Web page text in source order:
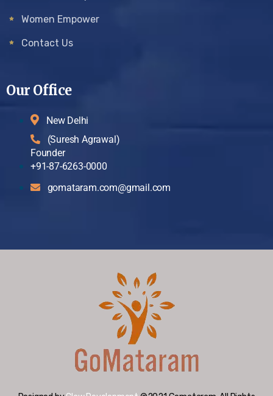
Women Empower
Contact Us
Our Office
New Delhi
(Suresh Agrawal)
Founder
+91-87-6263-0000
gomataram.com@gmail.com